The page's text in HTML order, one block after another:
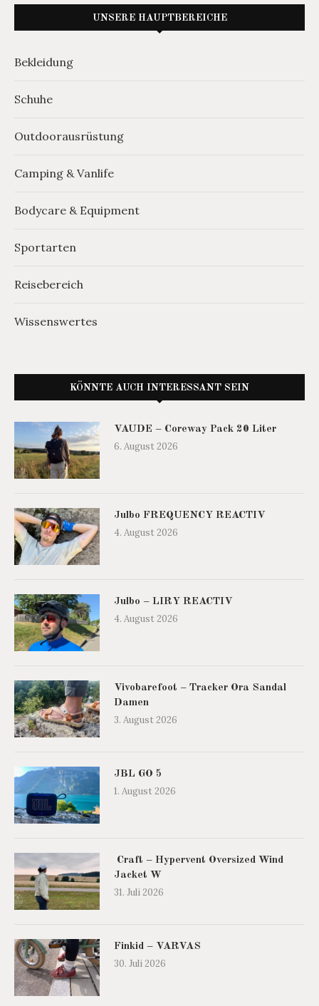
UNSERE HAUPTBEREICHE
Bekleidung
Schuhe
Outdoorausrüstung
Camping & Vanlife
Bodycare & Equipment
Sportarten
Reisebereich
Wissenswertes
KÖNNTE AUCH INTERESSANT SEIN
VAUDE – Coreway Pack 20 Liter
6. August 2026
Julbo FREQUENCY REACTIV
4. August 2026
Julbo – LIRY REACTIV
4. August 2026
Vivobarefoot – Tracker Ora Sandal
Damen
3. August 2026
JBL GO 5
1. August 2026
Craft – Hypervent Oversized Wind
Jacket W
31. Juli 2026
Finkid – VARVAS
30. Juli 2026